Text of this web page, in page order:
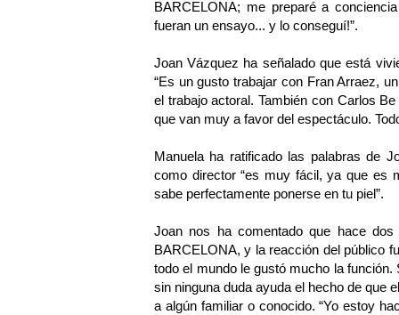
BARCELONA; me preparé a
fueran un ensayo... y lo conseguí!”.
Joan Vázquez ha señalado que está
“Es un gusto trabajar con Fran Arraez,
el trabajo actoral. También con Carlos
que van muy a favor del espectáculo.
Manuela ha ratificado las palabras de
como director “es muy fácil, ya que es
sabe perfectamente ponerse en tu piel”.
Joan nos ha comentado que hace
BARCELONA, y la reacción del público
todo el mundo le gustó mucho la
sin ninguna duda ayuda el hecho de que
a algún familiar o conocido. “Yo estoy